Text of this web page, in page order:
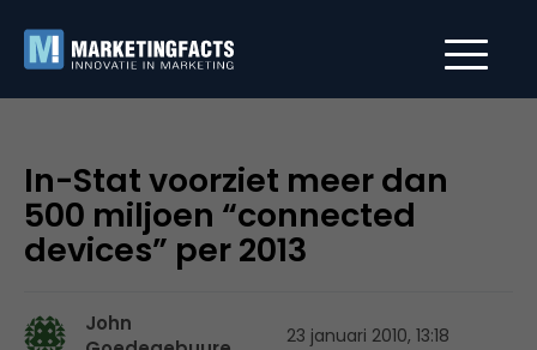
In-Stat voorziet meer dan
500 miljoen “connected
devices” per 2013
John
23 januari 2010, 13:18